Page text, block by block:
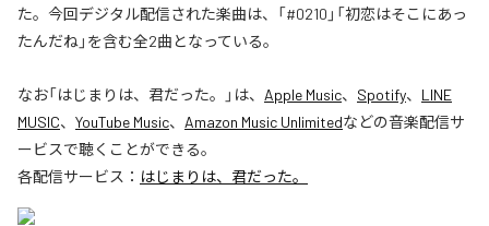
た。今回デジタル配信された楽曲は、「#0210」「初恋はそこにあっ
たんだね」を含む全2曲となっている。
なお「はじまりは、君だった。 」は、 Apple Music、 Spotify、 LINE
MUSIC、 YouTube Music、 Amazon Music Unlimitedなどの音楽配信サ
ービスで聴くことができる。
各配信サービス： はじまりは、君だった。